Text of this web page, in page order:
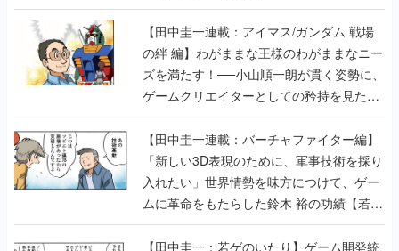
【田中圭一連載：アイマス/ガンダム 戦場
の絆 編】わがままな王様のわがままなニー
ズを満たす！──小山順一朗が貫く姿勢に、
ゲームクリエイターとしての矜持を見た
【若ゲのいたり最終回】
【田中圭一連載：バーチャファイター編】
「新しい3D表現のために、軍事技術を採り
入れたい」世界情勢を味方につけて、ゲー
ムに革命をもたらした鈴木 裕の功績【若ゲ
のいたり】
【田中圭一：若ゲのいたり】ゲーム開発統